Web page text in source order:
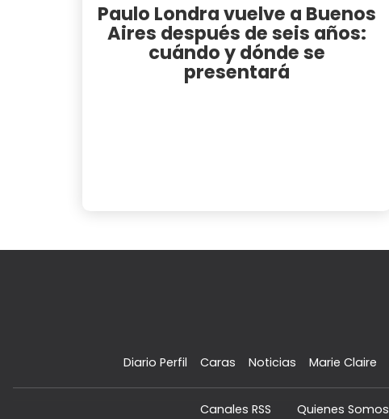
Paulo Londra vuelve a Buenos
Aires después de seis años:
cuándo y dónde se
presentará
Diario Perfil Caras Noticias Marie Claire
Canales RSS Quienes Somos